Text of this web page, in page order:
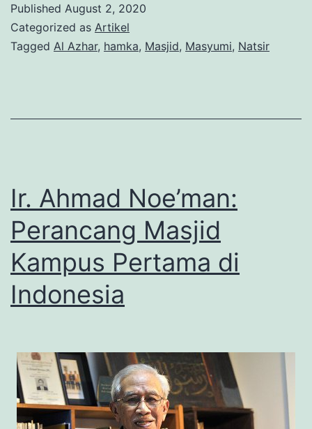
dari
Masjid
Published August 2, 2020
Categorized as Artikel
Tagged Al Azhar, hamka, Masjid, Masyumi, Natsir
Ir. Ahmad Noe’man:
Perancang Masjid
Kampus Pertama di
Indonesia